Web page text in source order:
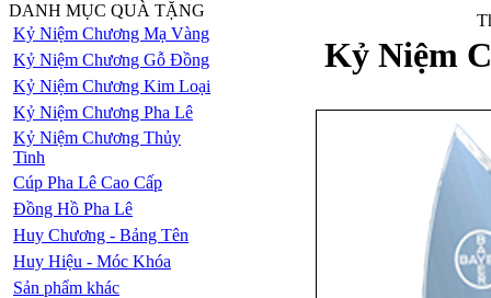
DANH MỤC QUÀ TẶNG
Kỷ Niệm Chương Mạ Vàng
Kỷ Niệm Chương Gỗ Đồng
Kỷ Niệm Chương Kim Loại
Kỷ Niệm Chương Pha Lê
Kỷ Niệm Chương Thủy
Tinh
Cúp Pha Lê Cao Cấp
Đồng Hồ Pha Lê
Huy Chương - Bảng Tên
Huy Hiệu - Móc Khóa
Sản phẩm khác
Kỷ Niệm